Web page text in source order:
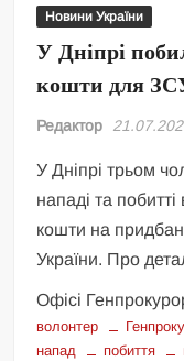
Новини України
У Дніпрі
кошти для
Редактор
У Дніпрі трьом
нападі та
кошти на
України. Про
Офісі
волонтер
напад
побиття